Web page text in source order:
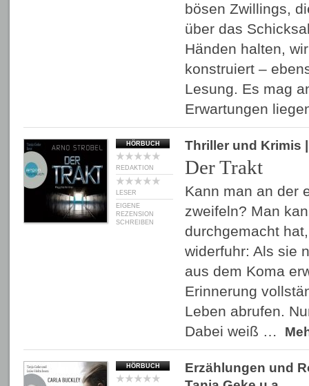
bösen Zwillings,
über das
Händen halten,
konstruiert –
Lesung. Es mag
Erwartungen
HÖRBUCH
REDAKTION
LESER
EIGENE
REZENSION
SCHREIBEN
Thriller und Krimis
Der Trakt
Kann man an der
zweifeln? Man
durchgemacht
widerfuhr: Als sie
aus dem Koma
Erinnerung
Leben abrufen.
Dabei weiß …
HÖRBUCH
Erzählungen und